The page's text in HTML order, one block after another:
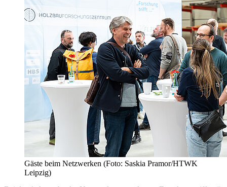
Gäste beim Netzwerken (Foto: Saskia Pramor/HTWK
Leipzig)